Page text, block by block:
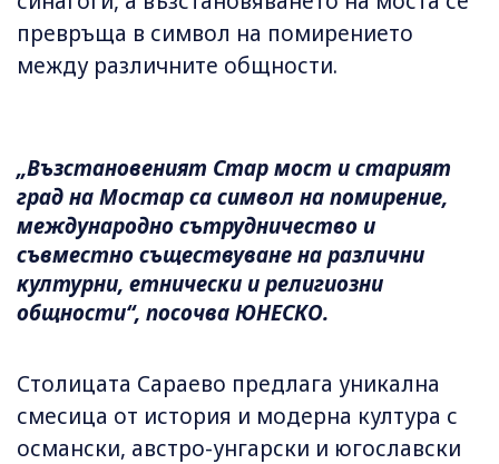
превръща в символ на помирението
между различните общности.
„Възстановеният Стар мост и старият
град на Мостар са символ на помирение,
международно сътрудничество и
съвместно съществуване на различни
културни, етнически и религиозни
общности“, посочва ЮНЕСКО.
Столицата Сараево предлага уникална
смесица от история и модерна култура с
османски, австро-унгарски и югославски